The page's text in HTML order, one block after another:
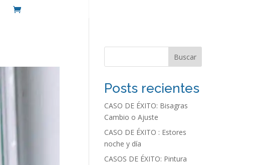
Buscar
Posts recientes
CASO DE ÉXITO: Bisagras
Cambio o Ajuste
CASO DE ÉXITO : Estores
noche y día
CASOS DE ÉXITO: Pintura